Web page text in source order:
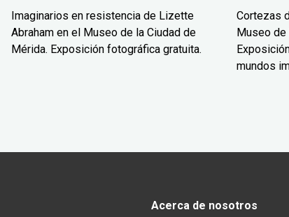
Imaginarios en resistencia de Lizette
Abraham en el Museo de la Ciudad de
Mérida. Exposición fotográfica gratuita.
Cortezas
Museo de
mundos
Acerca de nosotros